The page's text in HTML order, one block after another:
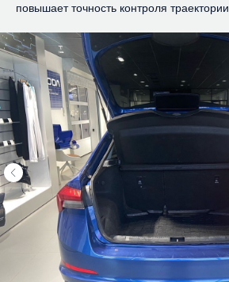
повышает точность контроля траектории.